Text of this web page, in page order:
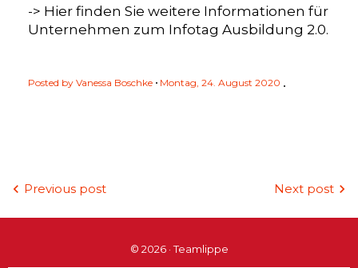
-> Hier finden Sie weitere Informationen für
Unternehmen zum Infotag Ausbildung 2.0.
Posted by Vanessa Boschke Montag, 24. August 2020
Beitragsnavigation
Previous post Next post
© 2026 · Teamlippe